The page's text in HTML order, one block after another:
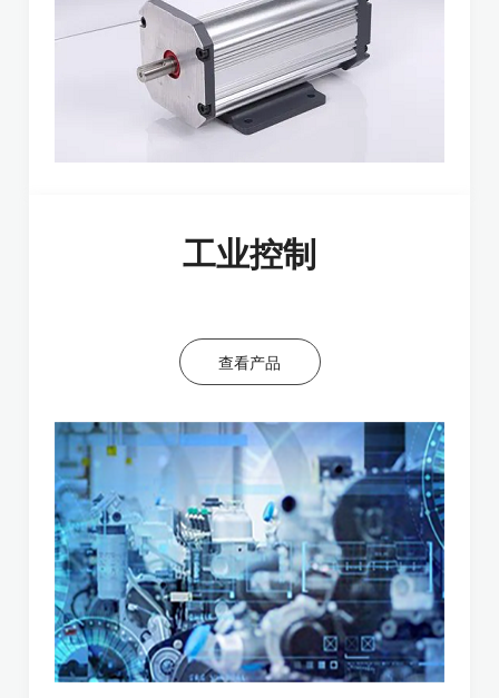
工业控制
查看产品